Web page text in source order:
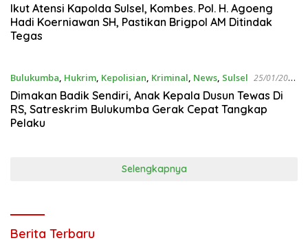
Ikut Atensi Kapolda Sulsel, Kombes. Pol. H. Agoeng
Hadi Koerniawan SH, Pastikan Brigpol AM Ditindak
Tegas
Bulukumba Hukrim Kepolisian Kriminal News Sulsel 25/01/2022
8:12 AM
Dimakan Badik Sendiri, Anak Kepala Dusun Tewas Di
RS, Satreskrim Bulukumba Gerak Cepat Tangkap
Pelaku
Selengkapnya
Berita Terbaru